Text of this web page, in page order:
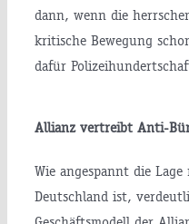
dann, wenn die
kritische Bewegung
dafür
Allianz vertreibt Anti-
Wie angespannt die
Deutschland ist,